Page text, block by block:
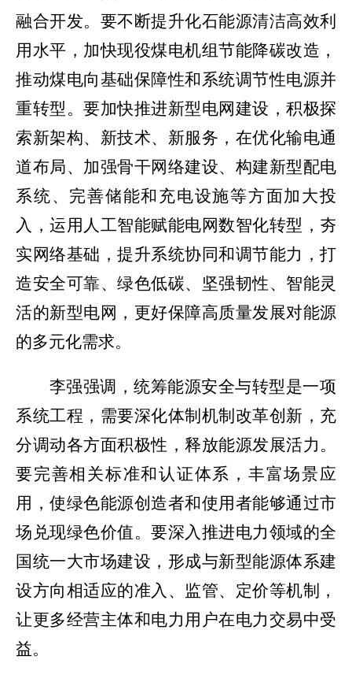
融合开发。要不断提升化石能源清洁高效利
用水平，加快现役煤电机组节能降碳改造，
推动煤电向基础保障性和系统调节性电源并
重转型。要加快推进新型电网建设，积极探
索新架构、新技术、新服务，在优化输电通
道布局、加强骨干网络建设、构建新型配电
系统、完善储能和充电设施等方面加大投
入，运用人工智能赋能电网数智化转型，夯
实网络基础，提升系统协同和调节能力，打
造安全可靠、绿色低碳、坚强韧性、智能灵
活的新型电网，更好保障高质量发展对能源
的多元化需求。
李强强调，统筹能源安全与转型是一项
系统工程，需要深化体制机制改革创新，充
分调动各方面积极性，释放能源发展活力。
要完善相关标准和认证体系，丰富场景应
用，使绿色能源创造者和使用者能够通过市
场兑现绿色价值。要深入推进电力领域的全
国统一大市场建设，形成与新型能源体系建
设方向相适应的准入、监管、定价等机制，
让更多经营主体和电力用户在电力交易中受
益。